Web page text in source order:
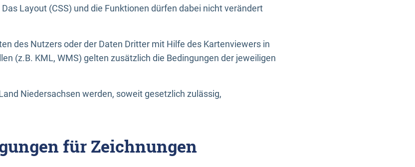
Layout (CSS) und die Funktionen dürfen dabei nicht verändert
des Nutzers oder der Daten Dritter mit Hilfe des Kartenviewers in
(z.B. KML, WMS) gelten zusätzlich die Bedingungen der jeweiligen
Niedersachsen werden, soweit gesetzlich zulässig,
für Zeichnungen